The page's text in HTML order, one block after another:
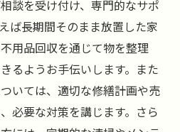
談を受け付け、専門的なサポ
ば長期間そのまま放置した家
用品回収を通じて物を整理
るようお手伝いします。また
いては、適切な修繕計画や売
必要な対策を講じます。さら